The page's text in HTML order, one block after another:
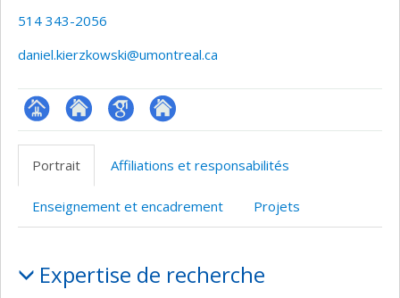
514 343-2056
daniel.kierzkowski@umontreal.ca
Page Site
GoogleAutre
Portrait Affiliations et responsabilités
Enseignement et encadrement Projets
Expertise de recherche